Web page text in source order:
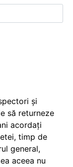
și
să returneze
acordați
timp de
general,
aceea nu